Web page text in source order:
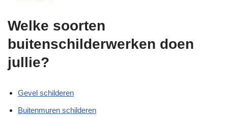
Welke soorten
buitenschilderwerken doen
jullie?
Gevel schilderen
Buitenmuren schilderen